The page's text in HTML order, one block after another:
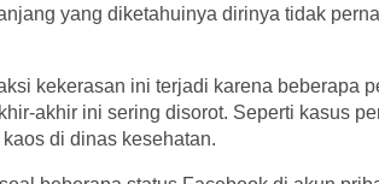
yang diketahuinya dirinya tidak
kekerasan ini terjadi karena beberapa
akhir ini sering disorot. Seperti kasus
di dinas kesehatan.